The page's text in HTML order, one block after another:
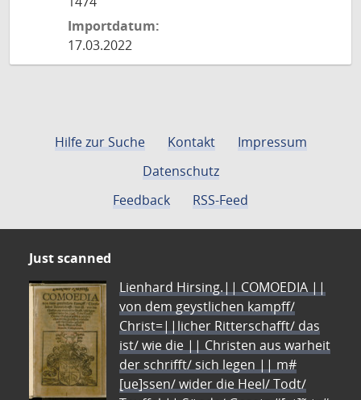
Importdatum:
17.03.2022
Hilfe zur Suche Kontakt
Impressum
Datenschutz
Feedback
RSS-Feed
Just scanned
Lienhard Hirsing.|| COMOEDIA ||
von dem geystlichen kampff/
Christ=||licher Ritterschafft/ das
ist/ wie die || Christen aus warheit
der schrifft/ sich legen || m#
[ue]ssen/ wider die Heel/ Todt/